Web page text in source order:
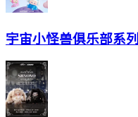
宇宙小怪兽俱乐部系列